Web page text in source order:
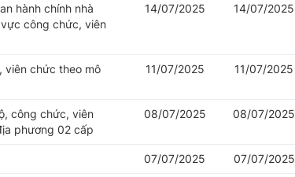
hành chính nhà
công chức, viên
14/07/2025 14/07/2025
viên chức theo mô
11/07/2025 11/07/2025
công chức, viên
phương 02 cấp
08/07/2025 08/07/2025
07/07/2025 07/07/2025